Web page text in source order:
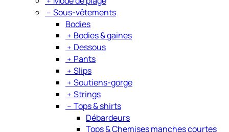
﹣ Sous-vêtements
Bodies
﹢ Bodies & gaines
﹢ Dessous
﹢ Pants
﹢ Slips
﹢ Soutiens-gorge
﹢ Strings
﹣ Tops & shirts
Débardeurs
Tops & Chemises manches courtes